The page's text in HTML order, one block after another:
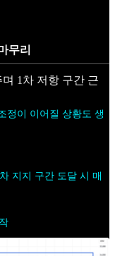
무리
1차 저항 구간 근
정이 이어질 상황도 생
지지 구간 도달 시 매